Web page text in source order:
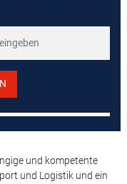
und kompetente
und Logistik und ein